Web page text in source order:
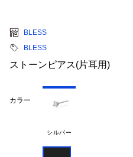
BLESS
BLESS
ストーンピアス(片耳用)
カラー
シルバー